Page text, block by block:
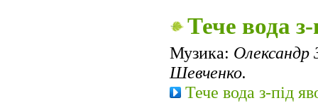
Тече вода
Музика: Олександр
Шевченко.
Тече вода з-під